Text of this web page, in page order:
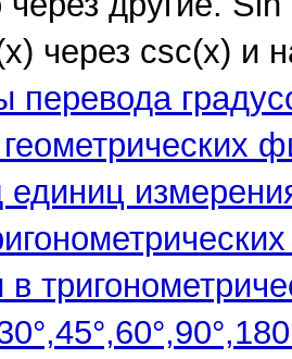
через csc(x) и
перевода
в